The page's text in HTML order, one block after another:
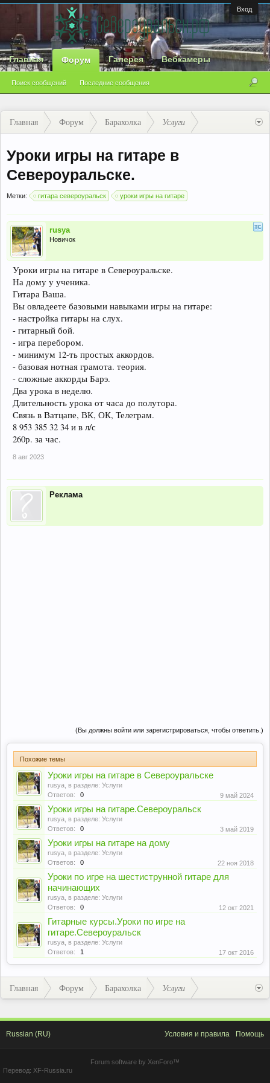
Вход
Главная Форум
Поиск сообщений Последние сообщения
Галерея Вебкамеры
Главная Форум Барахолка Услуги
Уроки игры на гитаре в
Североуральске.
Метки: гитара североуральск уроки игры на гитаре
rusya
Новичок
Уроки игры на гитаре в Североуральске.
На дому у ученика.
Гитара Ваша.
Вы овладеете базовыми навыками игры на гитаре:
- настройка гитары на слух.
- гитарный бой.
- игра перебором.
- минимум 12-ть простых аккордов.
- базовая нотная грамота. теория.
- сложные аккорды Барэ.
Два урока в неделю.
Длительность урока от часа до полутора.
Связь в Ватцапе, ВК, ОК, Телеграм.
8 953 385 32 34 и в л/с
260р. за час.
8 авг 2023
Реклама
(Вы должны войти или зарегистрироваться, чтобы ответить.)
Похожие темы
Уроки игры на гитаре в Североуральске
rusya , в разделе: Услуги
Ответов:
0 9 май 2024
Уроки игры на гитаре.Североуральск
rusya , в разделе: Услуги
Ответов:
0 3 май 2019
Уроки игры на гитаре на дому
rusya , в разделе: Услуги
Ответов:
0 22 ноя 2018
Уроки по игре на шестиструнной гитаре для
начинающих
rusya , в разделе: Услуги
Ответов:
0 12 окт 2021
Гитарные курсы.Уроки по игре на
гитаре.Североуральск
rusya , в разделе: Услуги
Ответов:
1 17 окт 2016
Главная Форум Барахолка Услуги
Russian (RU) Условия и правила Помощь
Forum software by XenForo™
Перевод: XF-Russia.ru